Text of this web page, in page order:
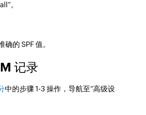
。
确的 SPF 值。
记录
中的步骤 1-3 操作，导航至“高级设